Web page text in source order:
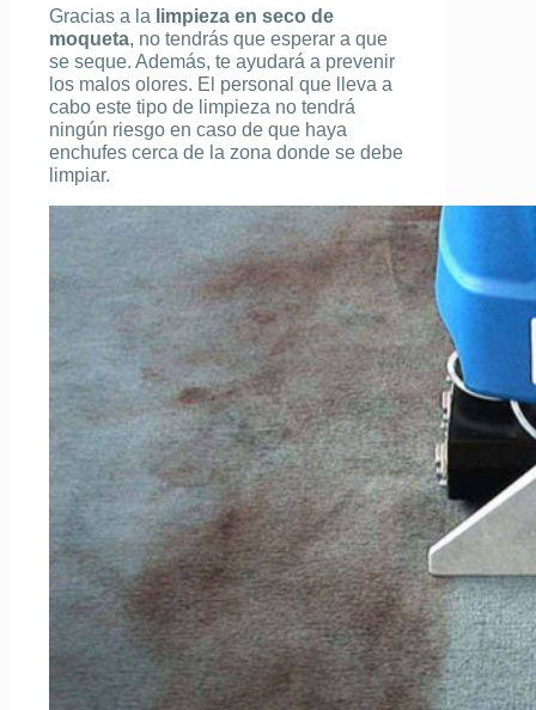
Gracias a la limpieza en seco de
moqueta, no tendrás que esperar a que
se seque. Además, te ayudará a prevenir
los malos olores. El personal que lleva a
cabo este tipo de limpieza no tendrá
ningún riesgo en caso de que haya
enchufes cerca de la zona donde se debe
limpiar.